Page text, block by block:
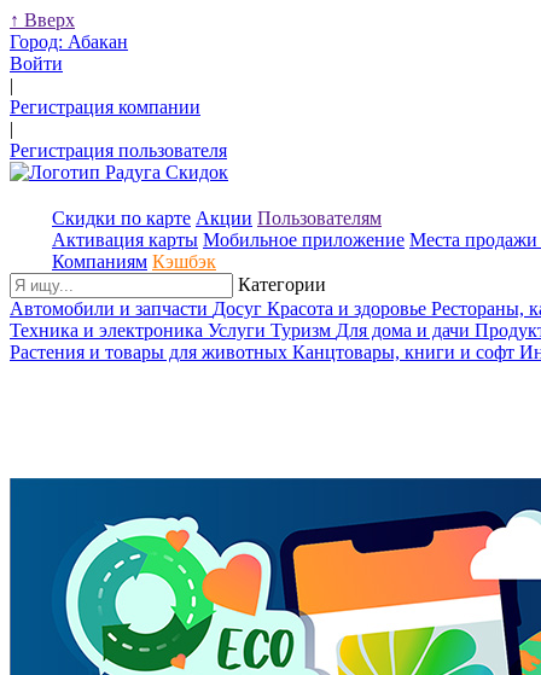
↑ Вверх
Город: Абакан
Войти
|
Регистрация компании
|
Регистрация пользователя
Скидки по карте Акции Пользователям
Активация карты Мобильное приложение Места продажи
Компаниям Кэшбэк
Категории
Автомобили и запчасти Досуг Красота и здоровье Рестораны,
Техника и электроника Услуги Туризм Для дома и дачи
Растения и товары для животных Канцтовары, книги и софт